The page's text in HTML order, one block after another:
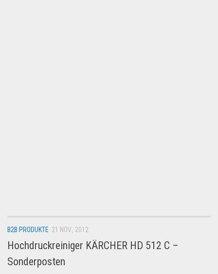
B2B PRODUKTE 21 NOV., 2012
Hochdruckreiniger KÄRCHER HD 512 C –
Sonderposten